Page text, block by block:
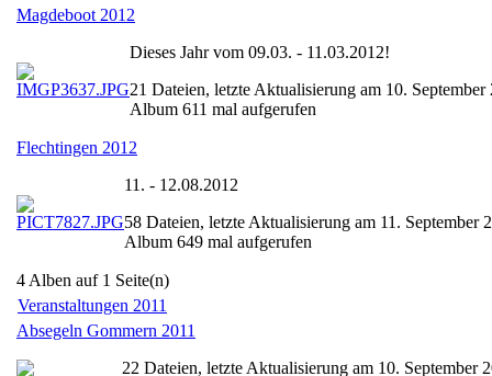
Magdeboot 2012
Dieses Jahr vom 09.03. - 11.03.2012!
21 Dateien, letzte Aktualisierung am 10. September
Album 611 mal aufgerufen
Flechtingen 2012
11. - 12.08.2012
58 Dateien, letzte Aktualisierung am 11. September
Album 649 mal aufgerufen
4 Alben auf 1 Seite(n)
Veranstaltungen 2011
Absegeln Gommern 2011
22 Dateien, letzte Aktualisierung am 10. September